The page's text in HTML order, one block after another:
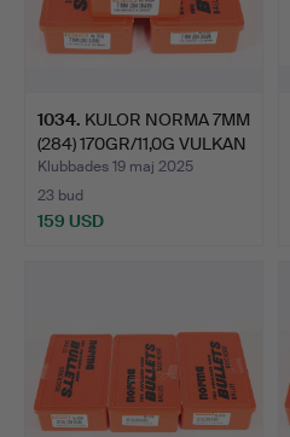
1034. KULOR NORMA 7MM
(284) 170GR/11,0G VULKAN
(…
Klubbades 19 maj 2025
23 bud
159 USD